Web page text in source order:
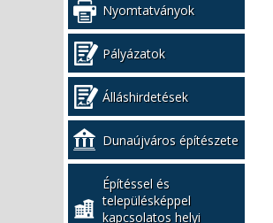
Nyomtatványok
Pályázatok
Álláshirdetések
Dunaújváros építészete
Építéssel és
településképpel
kapcsolatos helyi